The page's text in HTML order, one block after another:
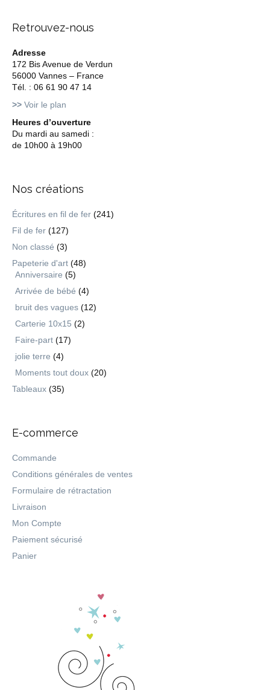
Retrouvez-nous
Adresse
172 Bis Avenue de Verdun
56000 Vannes – France
Tél. : 06 61 90 47 14
>> Voir le plan
Heures d’ouverture
Du mardi au samedi :
de 10h00 à 19h00
Nos créations
Écritures en fil de fer (241)
Fil de fer (127)
Non classé (3)
Papeterie d'art (48)
Anniversaire (5)
Arrivée de bébé (4)
bruit des vagues (12)
Carterie 10x15 (2)
Faire-part (17)
jolie terre (4)
Moments tout doux (20)
Tableaux (35)
E-commerce
Commande
Conditions générales de ventes
Formulaire de rétractation
Livraison
Mon Compte
Paiement sécurisé
Panier